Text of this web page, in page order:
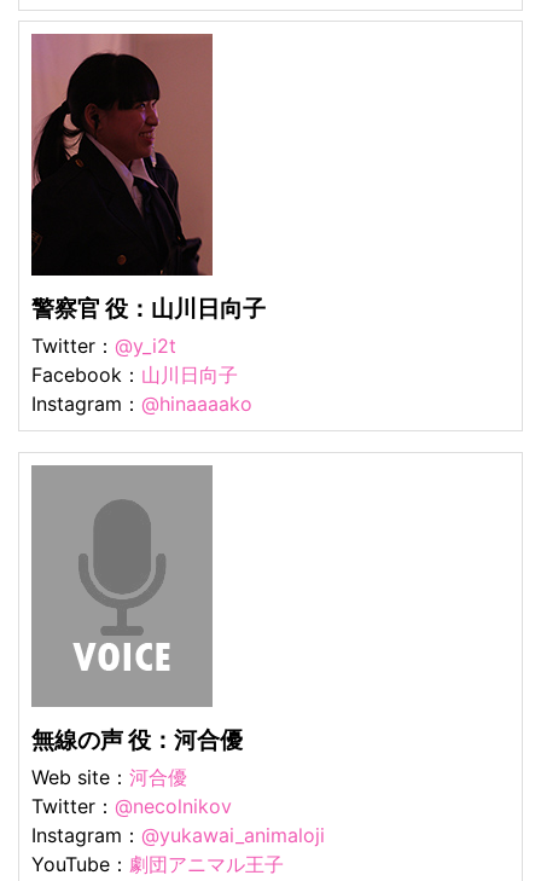
警察官 役：山川日向子
Twitter： @y_i2t
Facebook： 山川日向子
Instagram： @hinaaaako
無線の声 役：河合優
Web site： 河合優
Twitter： @necolnikov
Instagram： @yukawai_animaloji
YouTube： 劇団アニマル王子